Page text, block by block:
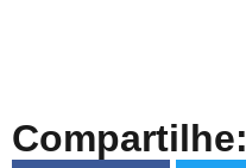
Compartilhe: